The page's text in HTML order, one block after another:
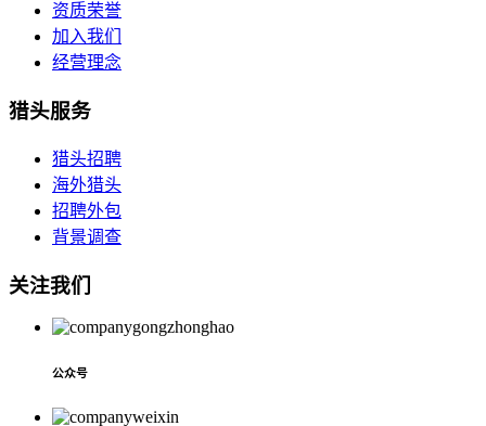
资质荣誉
加入我们
经营理念
猎头服务
猎头招聘
海外猎头
招聘外包
背景调查
关注我们
公众号